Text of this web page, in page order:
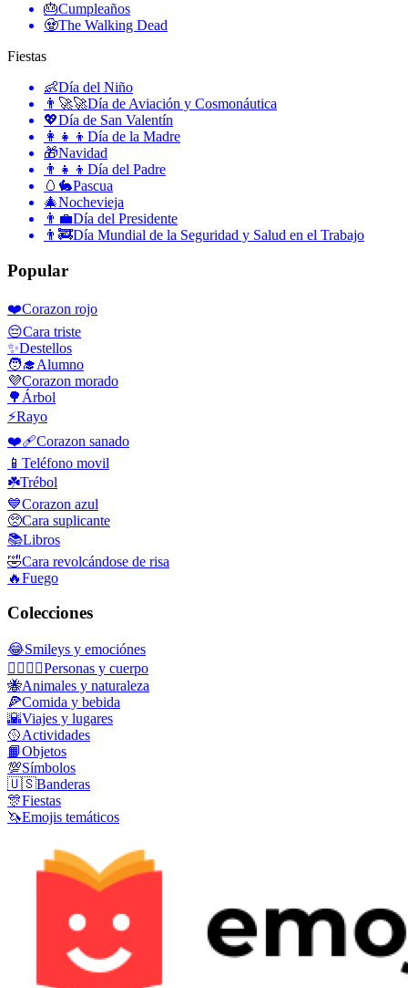
🎂Cumpleaños
🧟The Walking Dead
Fiestas
👶Día del Niño
👨‍🚀🚀Día de Aviación y Cosmonáutica
💖Día de San Valentín
👩‍👧‍👦 Día de la Madre
🎁Navidad
👨‍👧‍👦 Día del Padre
🥚🐇Pascua
🎄Nochevieja
👨‍💼Día del Presidente
👨‍🚒Día Mundial de la Seguridad y Salud en el Trabajo
Popular
❤️Corazon rojo
😔Cara triste
✨Destellos
🧑‍🎓Alumno
💜Corazon morado
🌳 Árbol
⚡Rayo
❤️‍🩹Corazon sanado
📱 Teléfono movil
☘️Trébol
💙Corazon azul
🥺Cara suplicante
📚Libros
🤣Cara revolcándose de risa
🔥Fuego
Colecciones
😂Smileys y emociónes
👩‍❤️‍💋‍👨Personas y cuerpo
🐝Animales y naturaleza
🍕Comida y bebida
🌇Viajes y lugares
🥎Actividades
📙Objetos
💯Símbolos
🇺🇸Banderas
🎊Fiestas
🦄Emojis temáticos